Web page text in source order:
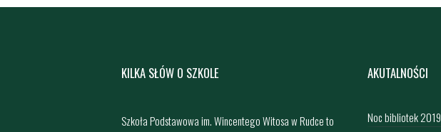
KILKA SŁÓW O SZKOLE
Szkoła Podstawowa im. Wincentego Witosa w Rudce to
AKUTALNOŚCI
Noc bibliotek 2019